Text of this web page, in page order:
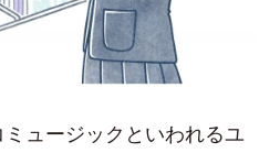
ュージックといわれるユ